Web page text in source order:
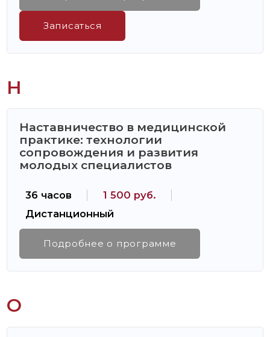
Записаться
Н
Наставничество в медицинской
практике: технологии
сопровождения и развития
молодых специалистов
36 часов
1 500 руб.
Дистанционный
Подробнее о программе
О